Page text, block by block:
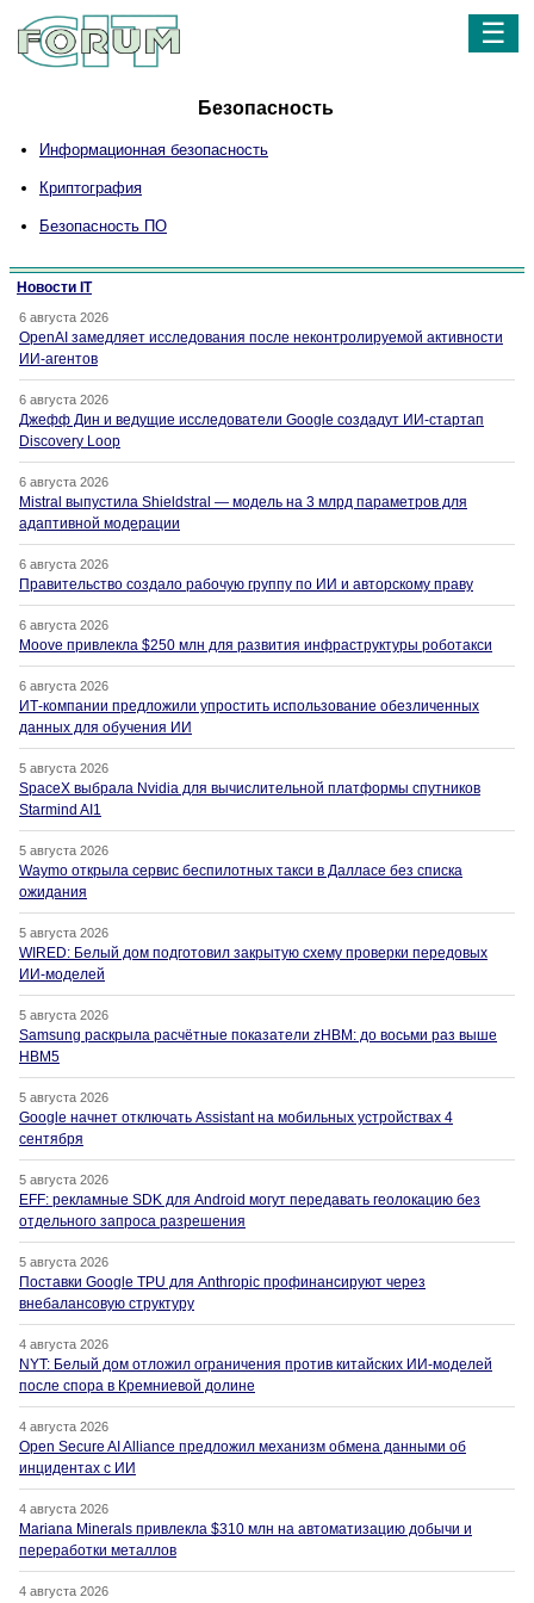
☰
Безопасность
Информационная безопасность
Криптография
Безопасность ПО
Новости IT
6 августа 2026
OpenAI замедляет исследования после неконтролируемой активности
ИИ-агентов
6 августа 2026
Джефф Дин и ведущие исследователи Google создадут ИИ-стартап
Discovery Loop
6 августа 2026
Mistral выпустила Shieldstral — модель на 3 млрд параметров для
адаптивной модерации
6 августа 2026
Правительство создало рабочую группу по ИИ и авторскому праву
6 августа 2026
Moove привлекла $250 млн для развития инфраструктуры роботакси
6 августа 2026
ИТ-компании предложили упростить использование обезличенных
данных для обучения ИИ
5 августа 2026
SpaceX выбрала Nvidia для вычислительной платформы спутников
Starmind AI1
5 августа 2026
Waymo открыла сервис беспилотных такси в Далласе без списка
ожидания
5 августа 2026
WIRED: Белый дом подготовил закрытую схему проверки передовых
ИИ-моделей
5 августа 2026
Samsung раскрыла расчётные показатели zHBM: до восьми раз выше
HBM5
5 августа 2026
Google начнет отключать Assistant на мобильных устройствах 4
сентября
5 августа 2026
EFF: рекламные SDK для Android могут передавать геолокацию без
отдельного запроса разрешения
5 августа 2026
Поставки Google TPU для Anthropic профинансируют через
внебалансовую структуру
4 августа 2026
NYT: Белый дом отложил ограничения против китайских ИИ-моделей
после спора в Кремниевой долине
4 августа 2026
Open Secure AI Alliance предложил механизм обмена данными об
инцидентах с ИИ
4 августа 2026
Mariana Minerals привлекла $310 млн на автоматизацию добычи и
переработки металлов
4 августа 2026